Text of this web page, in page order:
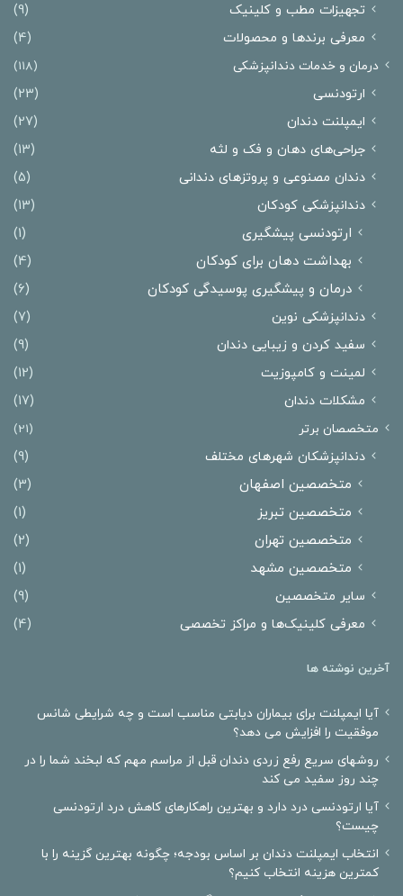
تجهیزات مطب و کلینیک
(9)
معرفی برندها و محصولات
(4)
درمان‌ و خدمات دندانپزشکی (118)
ارتودنسی
(23)
ایمپلنت دندان
(27)
جراحی‌های دهان و فک و لثه
(13)
دندان مصنوعی و پروتزهای دندانی
(5)
دندانپزشکی کودکان
(13)
ارتودنسی پیشگیری
(1)
بهداشت دهان برای کودکان
(4)
درمان و پیشگیری پوسیدگی کودکان
(6)
دندانپزشکی نوین
(7)
سفید کردن و زیبایی دندان
(9)
لمینت و کامپوزیت
(12)
مشکلات دندان
(17)
متخصصان برتر (21)
دندانپزشکان شهرهای مختلف
(9)
متخصصین اصفهان
(3)
متخصصین تبریز
(1)
متخصصین تهران
(2)
متخصصین مشهد
(1)
سایر متخصصین
(9)
معرفی کلینیک‌ها و مراکز تخصصی
(4)
آخرین نوشته ها
آیا ایمپلنت برای بیماران دیابتی مناسب است و چه شرایطی شانس
موفقیت را افزایش می دهد؟
روشهای سریع رفع زردی دندان قبل از مراسم مهم که لبخند شما را در
چند روز سفید می کند
آیا ارتودنسی درد دارد و بهترین راهکارهای کاهش درد ارتودنسی
چیست؟
انتخاب ایمپلنت دندان بر اساس بودجه؛ چگونه بهترین گزینه را با
کمترین هزینه انتخاب کنیم؟